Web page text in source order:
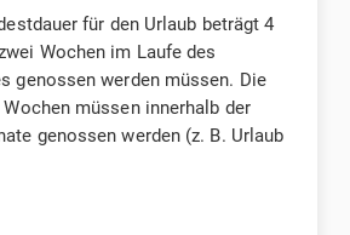
für den Urlaub beträgt 4
Wochen im Laufe des
genossen werden müssen. Die
müssen innerhalb der
genossen werden (z. B. Urlaub